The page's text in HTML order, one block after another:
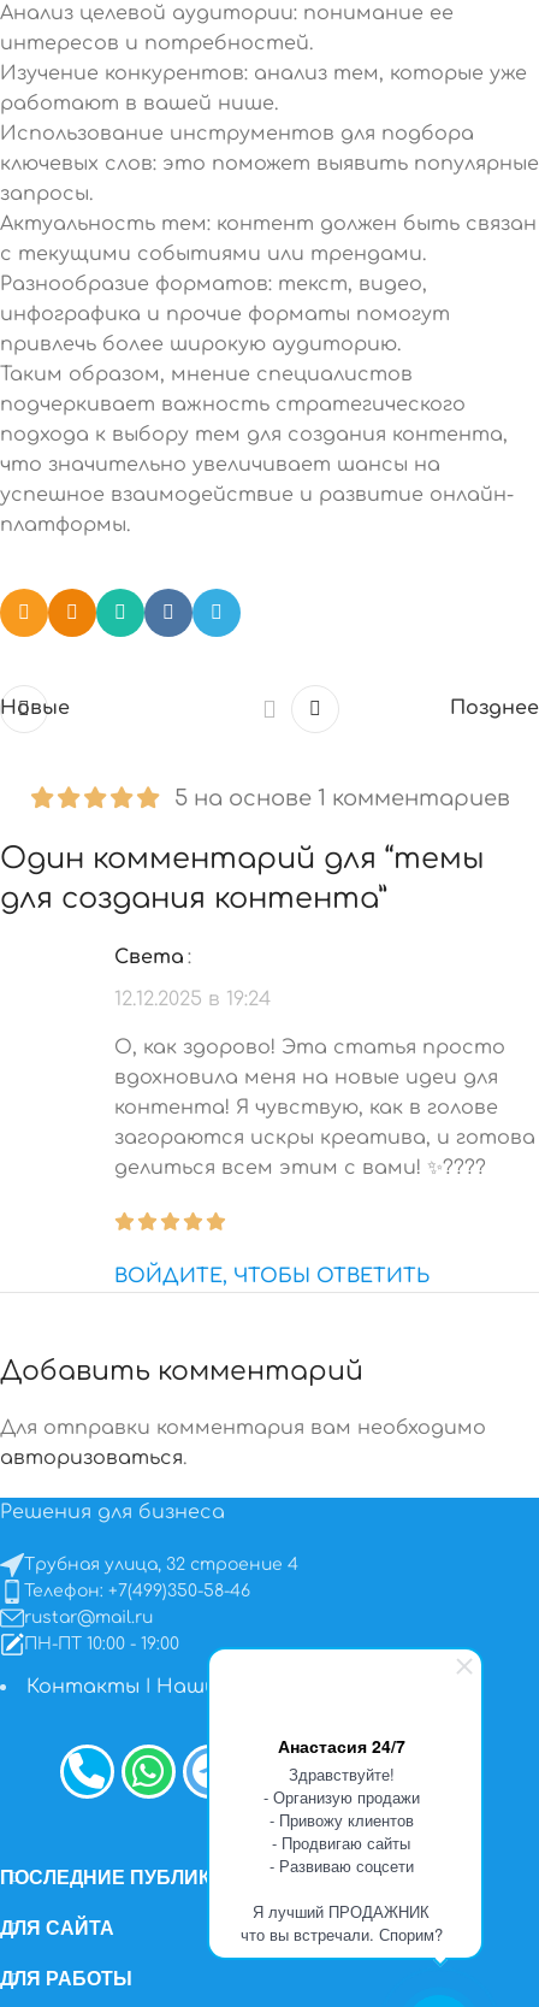
Анастасия 24/7
Здравствуйте!
- Организую продажи
- Привожу клиентов
- Продвигаю сайты
- Развиваю соцсети
Я лучший ПРОДАЖНИК
что вы встречали. Спорим?
Анализ целевой аудитории: понимание ее
интересов и потребностей.
Изучение конкурентов: анализ тем, которые уже
работают в вашей нише.
Использование инструментов для подбора
ключевых слов: это поможет выявить популярные
запросы.
Актуальность тем: контент должен быть связан
с текущими событиями или трендами.
Разнообразие форматов: текст, видео,
инфографика и прочие форматы помогут
привлечь более широкую аудиторию.
Таким образом, мнение специалистов
подчеркивает важность стратегического
подхода к выбору тем для создания контента,
что значительно увеличивает шансы на
успешное взаимодействие и развитие онлайн-
платформы.
Новые Позднее
5 на основе 1 комментариев
Один комментарий для “темы
для создания контента”
Света :
12.12.2025 в 19:24
О, как здорово! Эта статья просто
вдохновила меня на новые идеи для
контента! Я чувствую, как в голове
загораются искры креатива, и готова
делиться всем этим с вами! ✨????
ВОЙДИТЕ, ЧТОБЫ ОТВЕТИТЬ
Добавить комментарий
Для отправки комментария вам необходимо
авторизоваться.
Решения для бизнеса
Трубная улица, 32 строение 4
Телефон: +7(499)350-58-46
rustar@mail.ru
ПН-ПТ 10:00 - 19:00
Контакты Наши работы
ПОСЛЕДНИЕ ПУБЛИКАЦИИ
ДЛЯ САЙТА
ДЛЯ РАБОТЫ